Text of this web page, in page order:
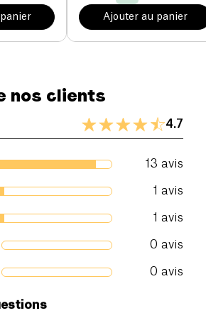
Ajouter au panier
nos clients
4.7
13 avis
1 avis
1 avis
0 avis
0 avis